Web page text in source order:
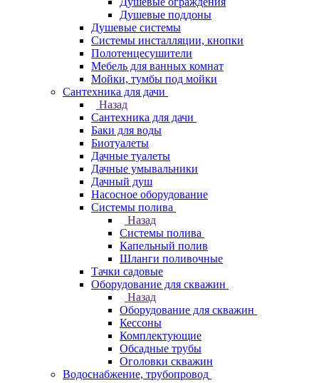
Душевые поддоны
Душевые системы
Системы инсталляции, кнопки
Полотенцесушители
Мебель для ванных комнат
Мойки, тумбы под мойки
Сантехника для дачи
Назад
Сантехника для дачи
Баки для воды
Биотуалеты
Дачные туалеты
Дачные умывальники
Дачный душ
Насосное оборудование
Системы полива
Назад
Системы полива
Капельный полив
Шланги поливочные
Тачки садовые
Оборудование для скважин
Назад
Оборудование для скважин
Кессоны
Комплектующие
Обсадные трубы
Оголовки скважин
Водоснабжение, трубопровод